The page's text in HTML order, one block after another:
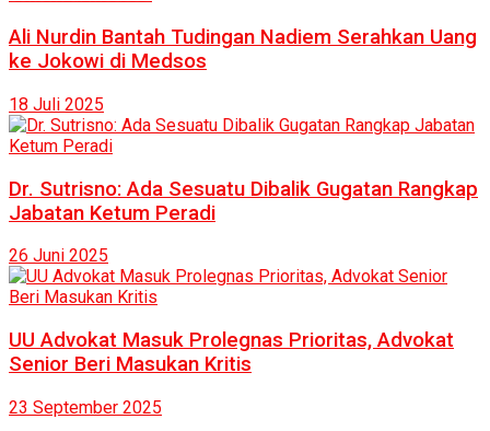
Ali Nurdin Bantah Tudingan Nadiem Serahkan Uang
ke Jokowi di Medsos
18 Juli 2025
Dr. Sutrisno: Ada Sesuatu Dibalik Gugatan Rangkap
Jabatan Ketum Peradi
26 Juni 2025
UU Advokat Masuk Prolegnas Prioritas, Advokat
Senior Beri Masukan Kritis
23 September 2025